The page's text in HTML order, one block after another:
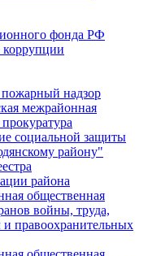
фонда РФ
коррупции
надзор
межрайонная
социальной защиты
району"
района
общественная
войны, труда,
правоохранительных